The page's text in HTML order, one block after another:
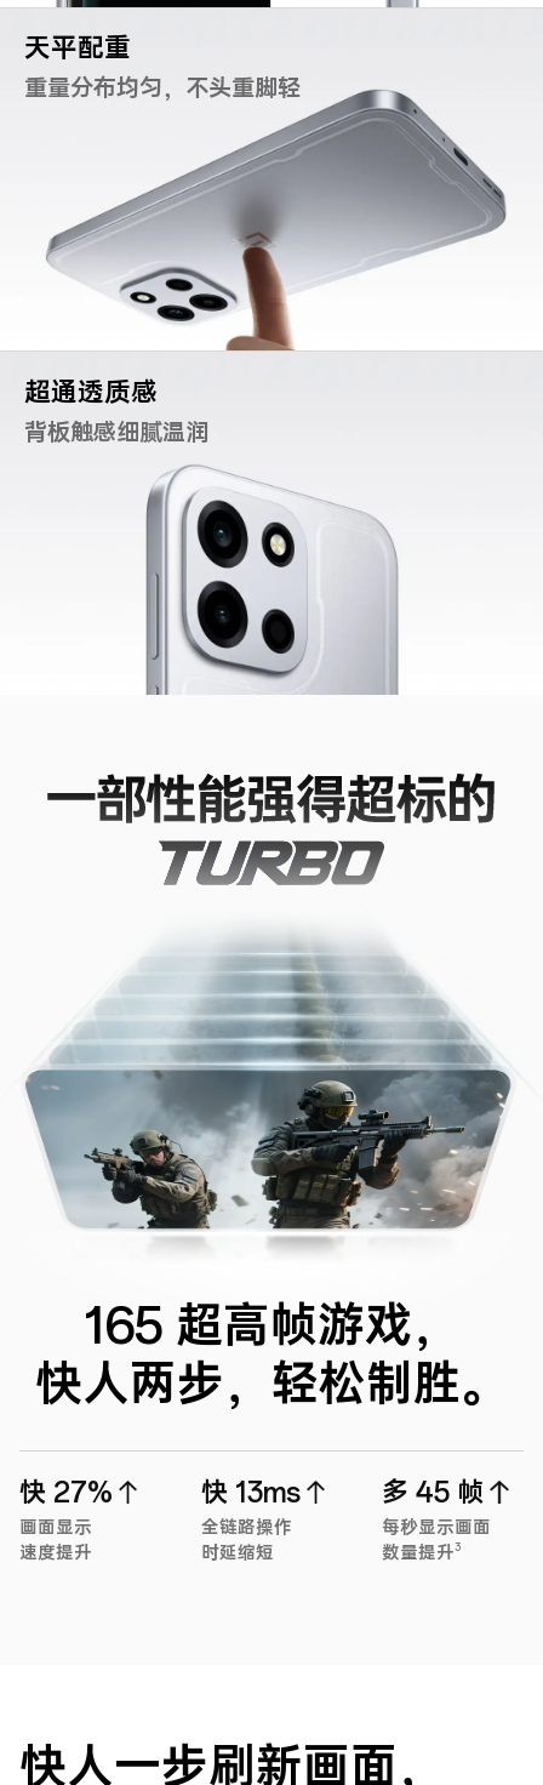
天平配重
重量分布均匀，不头重脚轻
超通透质感
背板触感细腻温润
165 超高帧游戏，
快人两步，轻松制胜。
快 27%
画面显示
速度提升
快 13ms
全链路操作
时延缩短
多 45 帧
每秒显示画面
数量提升3
快人一步刷新画面，